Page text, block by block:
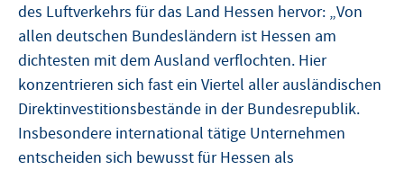
des Luftverkehrs für das Land Hessen hervor: „Von
allen deutschen Bundesländern ist Hessen am
dichtesten mit dem Ausland verflochten. Hier
konzentrieren sich fast ein Viertel aller ausländischen
Direktinvestitionsbestände in der Bundesrepublik.
Insbesondere international tätige Unternehmen
entscheiden sich bewusst für Hessen als